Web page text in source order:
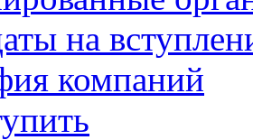
на
компаний